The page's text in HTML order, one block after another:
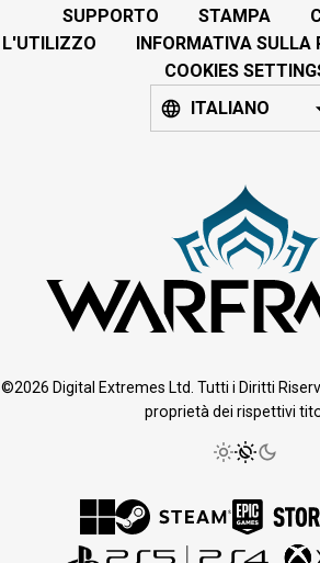
SUPPORTO STAMPA
L'UTILIZZO
INFORMATIVA SULLA
COOKIES
ITALIANO
©2026 Digital Extremes Ltd. Tutti i Diritti
proprietà dei rispettivi